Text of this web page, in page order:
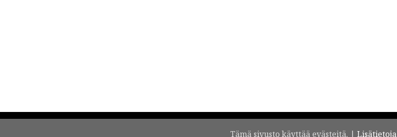
Tämä sivusto käyttää evästeitä. | Lisätietoja